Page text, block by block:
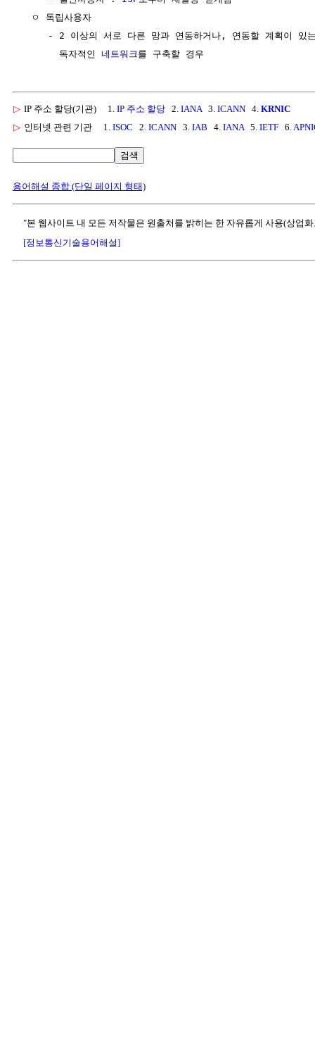
  ㅇ 독립사용자
- 2 이상의 서로 다른 망과 연동하거나, 연동할 계획이 있
       독자적인
네트워크
▷ IP 주소 할당(기관) 1. IP 주소 할당 2. IANA 3. ICANN 4. KRNIC
▷ 인터넷 관련 기관 1. ISOC 2. ICANN 3. IAB 4. IANA 5. IETF 6.
검색
용어해설 종합 (단일 페이지 형태)
"본 웹사이트 내 모든 저작물은 원출처를 밝히는 한 자유롭게 사용(상업
[정보통신기술용어해설]